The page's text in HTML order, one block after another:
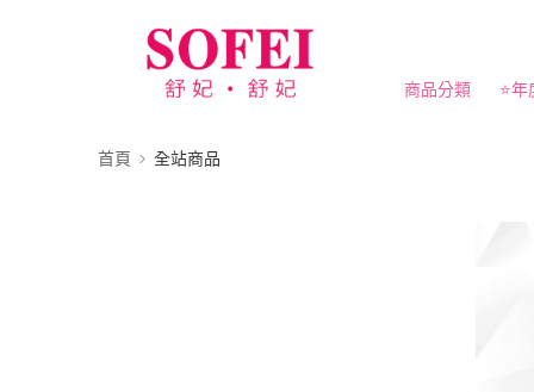
商品分類 ⭐️年
首頁 全站商品